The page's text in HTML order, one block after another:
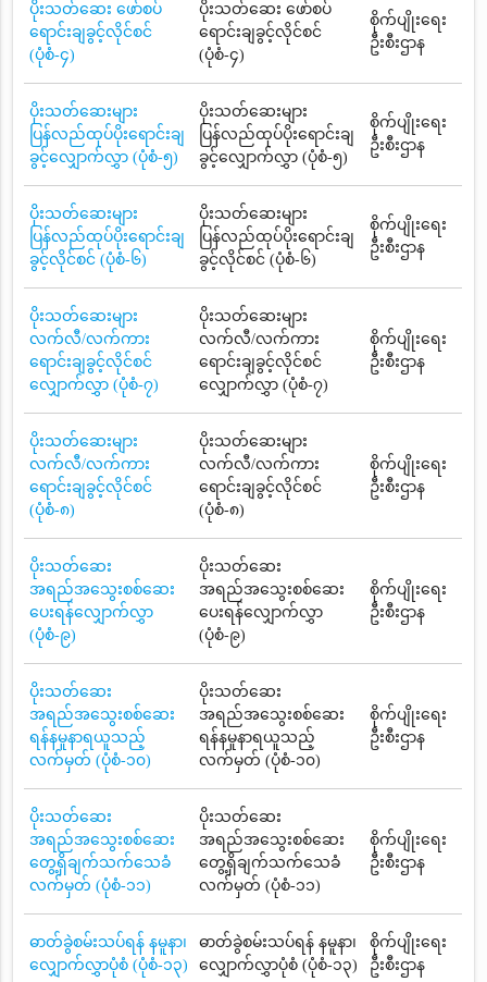
ပိုးသတ်ဆေး ဖော်စပ်
ရောင်းချခွင့်လိုင်စင်
(ပုံစံ-၄)
ပိုးသတ်ဆေး ဖော်စပ်
ရောင်းချခွင့်လိုင်စင်
(ပုံစံ-၄)
စိုက်ပျိုးရေး
ဦးစီးဌာန
ပိုးသတ်ဆေးများ
ပြန်လည်ထုပ်ပိုးရောင်းချ
ခွင့်လျှောက်လွှာ (ပုံစံ-၅)
ပိုးသတ်ဆေးများ
ပြန်လည်ထုပ်ပိုးရောင်းချ
ခွင့်လျှောက်လွှာ (ပုံစံ-၅)
စိုက်ပျိုးရေး
ဦးစီးဌာန
ပိုးသတ်ဆေးများ
ပြန်လည်ထုပ်ပိုးရောင်းချ
ခွင့်လိုင်စင် (ပုံစံ-၆)
ပိုးသတ်ဆေးများ
ပြန်လည်ထုပ်ပိုးရောင်းချ
ခွင့်လိုင်စင် (ပုံစံ-၆)
စိုက်ပျိုးရေး
ဦးစီးဌာန
ပိုးသတ်ဆေးများ
လက်လီ/လက်ကား
ရောင်းချခွင့်လိုင်စင်
လျှောက်လွှာ (ပုံစံ-၇)
ပိုးသတ်ဆေးများ
လက်လီ/လက်ကား
ရောင်းချခွင့်လိုင်စင်
လျှောက်လွှာ (ပုံစံ-၇)
စိုက်ပျိုးရေး
ဦးစီးဌာန
ပိုးသတ်ဆေးများ
လက်လီ/လက်ကား
ရောင်းချခွင့်လိုင်စင်
(ပုံစံ-၈)
ပိုးသတ်ဆေးများ
လက်လီ/လက်ကား
ရောင်းချခွင့်လိုင်စင်
(ပုံစံ-၈)
စိုက်ပျိုးရေး
ဦးစီးဌာန
ပိုးသတ်ဆေး
အရည်အသွေးစစ်ဆေး
ပေးရန်လျှောက်လွှာ
(ပုံစံ-၉)
ပိုးသတ်ဆေး
အရည်အသွေးစစ်ဆေး
ပေးရန်လျှောက်လွှာ
(ပုံစံ-၉)
စိုက်ပျိုးရေး
ဦးစီးဌာန
ပိုးသတ်ဆေး
အရည်အသွေးစစ်ဆေး
ရန်နမူနာရယူသည့်
လက်မှတ် (ပုံစံ-၁၀)
ပိုးသတ်ဆေး
အရည်အသွေးစစ်ဆေး
ရန်နမူနာရယူသည့်
လက်မှတ် (ပုံစံ-၁၀)
စိုက်ပျိုးရေး
ဦးစီးဌာန
ပိုးသတ်ဆေး
အရည်အသွေးစစ်ဆေး
တွေ့ရှိချက်သက်သေခံ
လက်မှတ် (ပုံစံ-၁၁)
ပိုးသတ်ဆေး
အရည်အသွေးစစ်ဆေး
တွေ့ရှိချက်သက်သေခံ
လက်မှတ် (ပုံစံ-၁၁)
စိုက်ပျိုးရေး
ဦးစီးဌာန
ဓာတ်ခွဲစမ်းသပ်ရန် နမူနာ၊
လျှောက်လွှာပုံစံ (ပုံစံ-၁၃)
ဓာတ်ခွဲစမ်းသပ်ရန် နမူနာ၊
လျှောက်လွှာပုံစံ (ပုံစံ-၁၃)
စိုက်ပျိုးရေး
ဦးစီးဌာန